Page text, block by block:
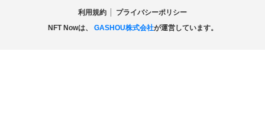
利用規約
プライバシーポリシー
NFT Nowは、 GASHOU株式会社が運営しています。